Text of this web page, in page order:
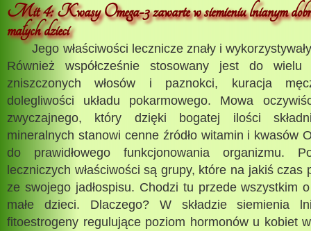
Mit 4: Kwasy Omega-3 zawarte w siemieniu lnianym
małych dzieci
Jego właściwości lecznicze znały i
Również współcześnie stosowany jest do wielu
zniszczonych włosów i paznokci, kuracja
dolegliwości układu pokarmowego. Mowa
zwyczajnego, który dzięki bogatej ilości
mineralnych stanowi cenne źródło witamin i kwasów
do prawidłowego funkcjonowania organizmu.
leczniczych właściwości są grupy, które na jakiś czas
ze swojego jadłospisu. Chodzi tu przede wszystkim
małe dzieci. Dlaczego? W składzie siemienia
fitoestrogeny regulujące poziom hormonów u kobiet